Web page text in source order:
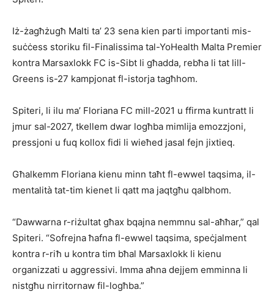
Iż-żagħżugħ Malti ta’ 23 sena kien parti importanti mis-
suċċess storiku fil-Finalissima tal-YoHealth Malta Premier
kontra Marsaxlokk FC is-Sibt li għadda, rebħa li tat lill-
Greens is-27 kampjonat fl-istorja tagħhom.
Spiteri, li ilu ma’ Floriana FC mill-2021 u ffirma kuntratt li
jmur sal-2027, tkellem dwar logħba mimlija emozzjoni,
pressjoni u fuq kollox fidi li wieħed jasal fejn jixtieq.
Għalkemm Floriana kienu minn taħt fl-ewwel taqsima, il-
mentalità tat-tim kienet li qatt ma jaqtgħu qalbhom.
“Dawwarna r-riżultat għax bqajna nemmnu sal-aħħar,” qal
Spiteri. “Sofrejna ħafna fl-ewwel taqsima, speċjalment
kontra r-riħ u kontra tim bħal Marsaxlokk li kienu
organizzati u aggressivi. Imma aħna dejjem emminna li
nistgħu nirritornaw fil-logħba.”